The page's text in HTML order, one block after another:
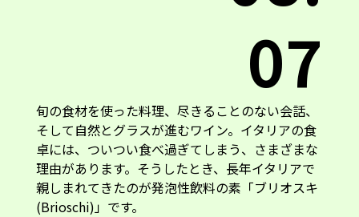
07
旬の食材を使った料理、尽きることのない会話、
そして自然とグラスが進むワイン。イタリアの食
卓には、ついつい食べ過ぎてしまう、さまざまな
理由があります。そうしたとき、長年イタリアで
親しまれてきたのが発泡性飲料の素「ブリオスキ
(Brioschi)」です。